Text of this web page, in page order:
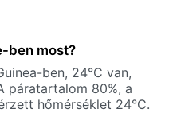
ben most?
ben, 24°C van,
páratartalom 80%, a
hőmérséklet 24°C.